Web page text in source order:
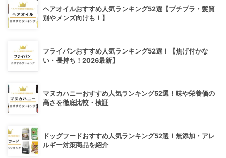
ヘアオイルおすすめ人気ランキング52選【プチプラ・髪質
別やメンズ向けも！】
フライパンおすすめ人気ランキング52選！【焦げ付かな
い・長持ち！2026最新】
マヌカハニーおすすめ人気ランキング52選！味や栄養価の
高さを徹底比較・検証
ドッグフードおすすめ人気ランキング52選！無添加・アレ
ルギー対策商品を紹介